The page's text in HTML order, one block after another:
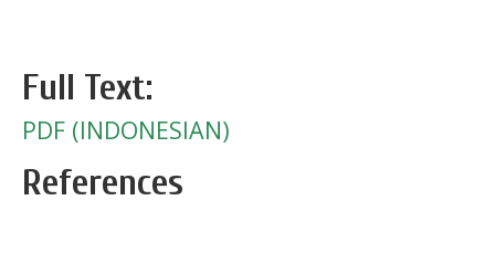
Full Text:
PDF (INDONESIAN)
References